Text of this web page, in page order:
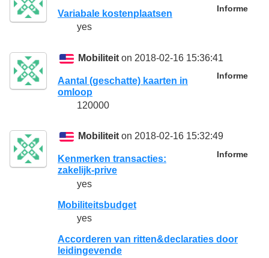
Informe
Variabale kostenplaatsen
yes
Mobiliteit on 2018-02-16 15:36:41
Informe
Aantal (geschatte) kaarten in
omloop
120000
Mobiliteit on 2018-02-16 15:32:49
Informe
Kenmerken transacties:
zakelijk-prive
yes
Mobiliteitsbudget
yes
Accorderen van ritten&declaraties door
leidingevende